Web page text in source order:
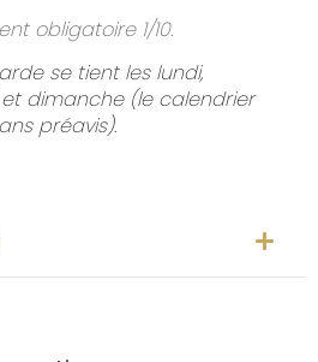
obligatoire 1/10.
se tient les lundi,
dimanche (le calendrier
préavis).